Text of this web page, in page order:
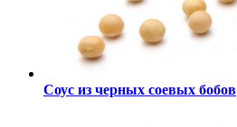
Соус из черных соевых бобов